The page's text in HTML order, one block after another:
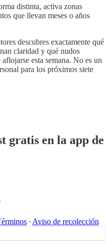
distinta, activa zonas
que llevan meses o años
descubres exactamente qué
claridad y qué nudos
esta semana. No es un
para los próximos siete
gratis en la app de
∙ Aviso de recolección